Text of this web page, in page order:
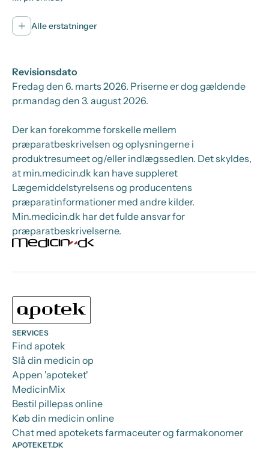
Alle erstatninger
Revisionsdato
Fredag den 6. marts 2026. Priserne er dog gældende
pr.mandag den 3. august 2026.
Der kan forekomme forskelle mellem
præparatbeskrivelsen og oplysningerne i
produktresumeet og/eller indlægssedlen. Det skyldes,
at min.medicin.dk kan have suppleret
Lægemiddelstyrelsens og producentens
præparatinformationer med andre kilder.
Min.medicin.dk har det fulde ansvar for
præparatbeskrivelserne.
SERVICES
Find apotek
Slå din medicin op
Appen 'apoteket'
MedicinMix
Bestil pillepas online
Køb din medicin online
Chat med apotekets farmaceuter og farmakonomer
APOTEKET.DK